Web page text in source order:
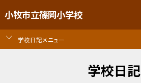
小牧市立篠岡小学校
学校日記メニュー
学校日記